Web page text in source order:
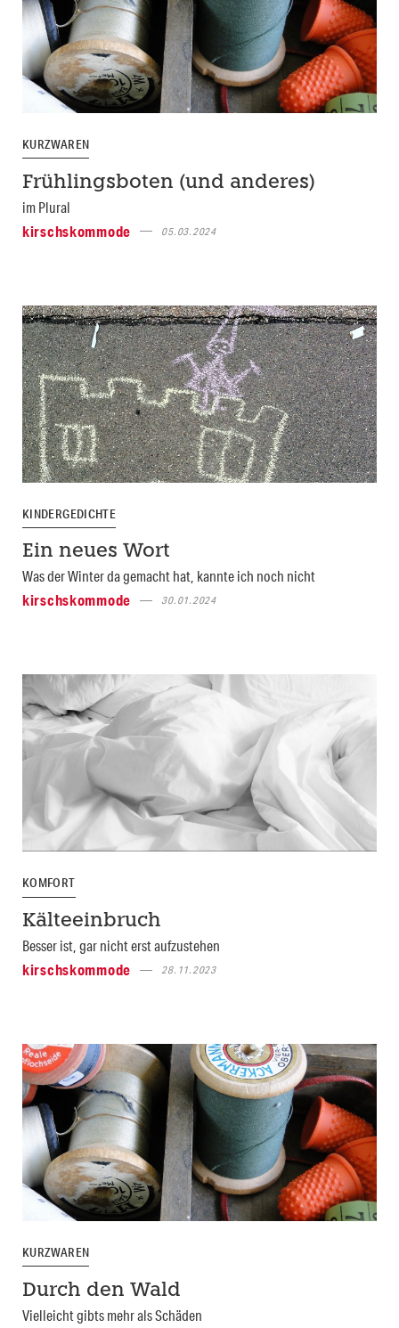
KURZWAREN
Frühlingsboten (und anderes)
im Plural
kirschskommode
05.03.2024
KINDERGEDICHTE
Ein neues Wort
Was der Winter da gemacht hat, kannte ich noch nicht
kirschskommode
30.01.2024
KOMFORT
Kälteeinbruch
Besser ist, gar nicht erst aufzustehen
kirschskommode
28.11.2023
KURZWAREN
Durch den Wald
Vielleicht gibts mehr als Schäden